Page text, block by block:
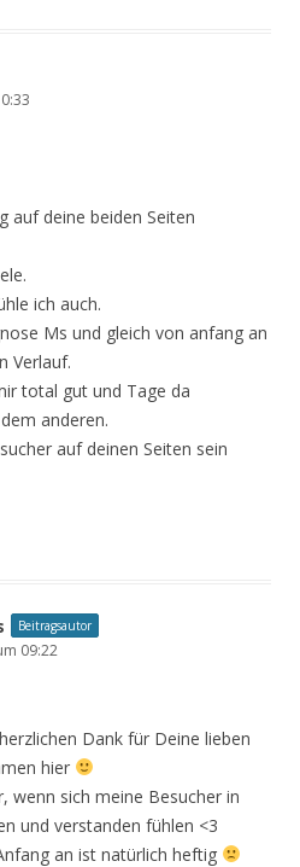
auf deine beiden Seiten
ich auch.
Ms und gleich von anfang an
Verlauf.
total gut und Tage da
anderen.
auf deinen Seiten sein
Beitragsautor
09:22
Dank für Deine lieben
hier
wenn sich meine Besucher in
und verstanden fühlen <3
an ist natürlich heftig